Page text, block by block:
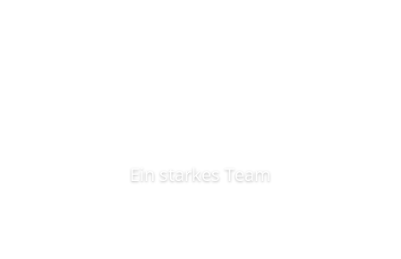
Ein starkes Team